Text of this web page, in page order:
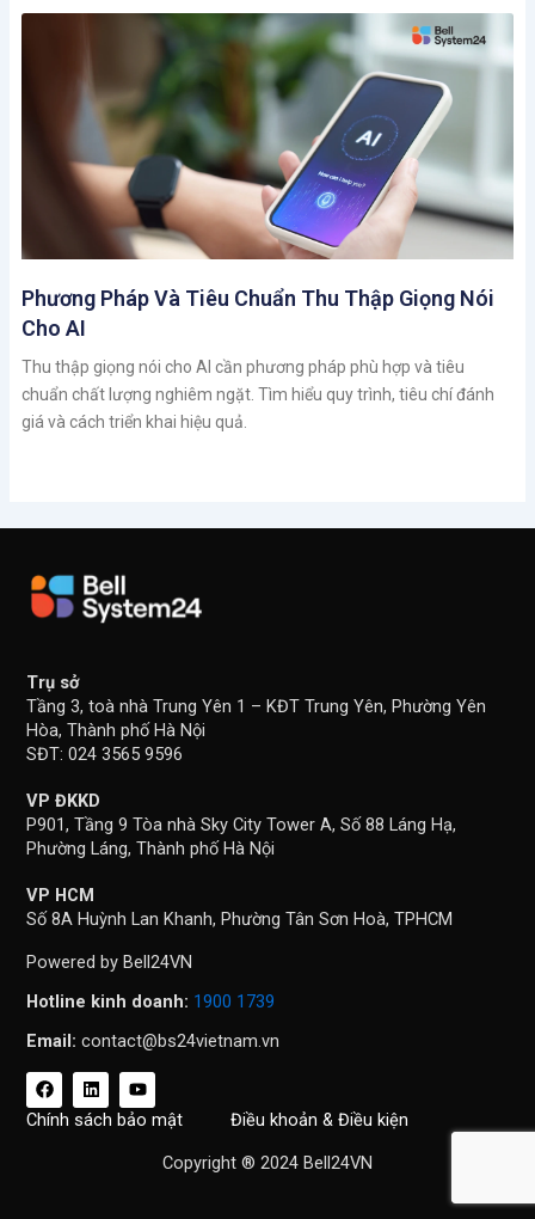
Phương Pháp Và Tiêu Chuẩn Thu Thập Giọng Nói
Cho AI
Thu thập giọng nói cho AI cần phương pháp phù hợp và tiêu
chuẩn chất lượng nghiêm ngặt. Tìm hiểu quy trình, tiêu chí đánh
giá và cách triển khai hiệu quả.
Trụ sở
Tầng 3, toà nhà Trung Yên 1 – KĐT Trung Yên, Phường Yên
Hòa, Thành phố Hà Nội
SĐT: 024 3565 9596
VP ĐKKD
P901, Tầng 9 Tòa nhà Sky City Tower A, Số 88 Láng Hạ,
Phường Láng, Thành phố Hà Nội
VP HCM
Số 8A Huỳnh Lan Khanh, Phường Tân Sơn Hoà, TPHCM
Powered by Bell24VN
Hotline kinh doanh: 1900 1739
Email: contact@bs24vietnam.vn
F
a
c
e
L
i
n
k
Y
o
u
t
Chính sách bảo mật
Điều khoản & Điều kiện
Copyright ® 2024 Bell24VN